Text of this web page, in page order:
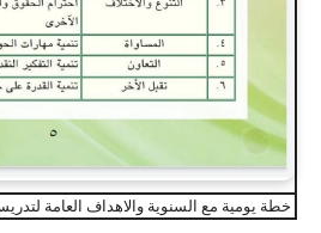
خطة يومية مع السنوية والاهداف العامة